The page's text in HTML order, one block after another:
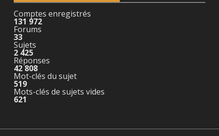
Comptes enregistrés
131 972
Forums
33
Sujets
2 425
Réponses
42 808
Mot-clés du sujet
519
Mots-clés de sujets vides
621